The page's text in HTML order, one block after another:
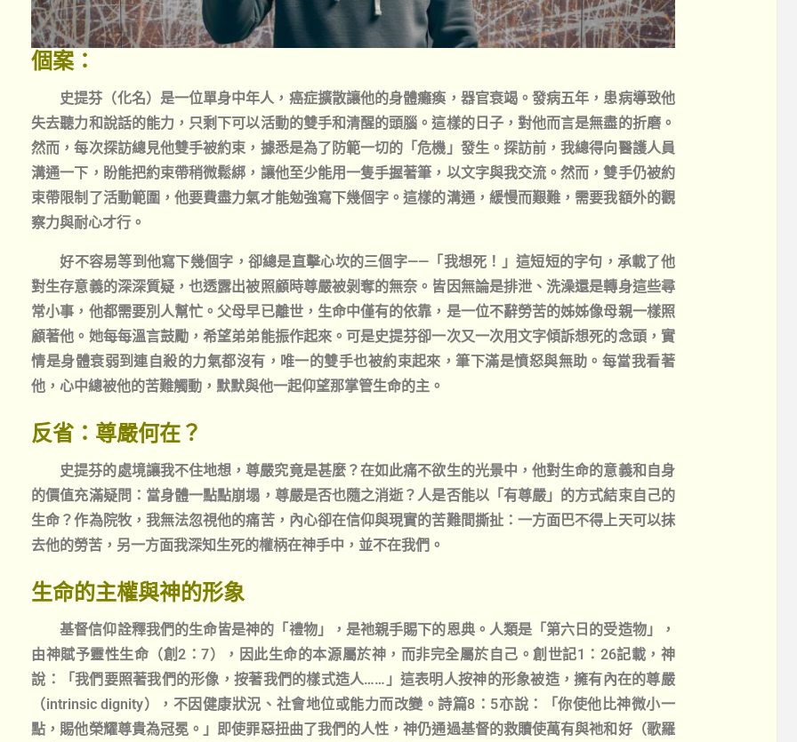
個案：
史提芬（化名）是一位單身中年人，癌症擴散讓他的身體癱瘓，器官衰竭。發病五年，患病導致他
失去聽力和說話的能力，只剩下可以活動的雙手和清醒的頭腦。這樣的日子，對他而言是無盡的折磨。
然而，每次探訪總見他雙手被約束，據悉是為了防範一切的「危機」發生。探訪前，我總得向醫護人員
溝通一下，盼能把約束帶稍微鬆綁，讓他至少能用一隻手握著筆，以文字與我交流。然而，雙手仍被約
束帶限制了活動範圍，他要費盡力氣才能勉強寫下幾個字。這樣的溝通，緩慢而艱難，需要我額外的觀
察力與耐心才行。
好不容易等到他寫下幾個字，卻總是直擊心坎的三個字——「我想死！」這短短的字句，承載了他
對生存意義的深深質疑，也透露出被照顧時尊嚴被剝奪的無奈。皆因無論是排泄、洗澡還是轉身這些尋
常小事，他都需要別人幫忙。父母早已離世，生命中僅有的依靠，是一位不辭勞苦的姊姊像母親一樣照
顧著他。她每每溫言鼓勵，希望弟弟能振作起來。可是史提芬卻一次又一次用文字傾訴想死的念頭，實
情是身體衰弱到連自殺的力氣都沒有，唯一的雙手也被約束起來，筆下滿是憤怒與無助。每當我看著
他，心中總被他的苦難觸動，默默與他一起仰望那掌管生命的主。
反省：尊嚴何在？
史提芬的處境讓我不住地想，尊嚴究竟是甚麼？在如此痛不欲生的光景中，他對生命的意義和自身
的價值充滿疑問：當身體一點點崩塌，尊嚴是否也隨之消逝？人是否能以「有尊嚴」的方式結束自己的
生命？作為院牧，我無法忽視他的痛苦，內心卻在信仰與現實的苦難間撕扯：一方面巴不得上天可以抹
去他的勞苦，另一方面我深知生死的權柄在神手中，並不在我們。
生命的主權與神的形象
基督信仰詮釋我們的生命皆是神的「禮物」，是祂親手賜下的恩典。人類是「第六日的受造物」，
由神賦予靈性生命（創2：7），因此生命的本源屬於神，而非完全屬於自己。創世記1：26記載，神
說：「我們要照著我們的形像，按著我們的樣式造人……」這表明人按神的形象被造，擁有內在的尊嚴
（intrinsic dignity），不因健康狀況、社會地位或能力而改變。詩篇8：5亦說：「你使他比神微小一
點，賜他榮耀尊貴為冠冕。」即使罪惡扭曲了我們的人性，神仍通過基督的救贖使萬有與祂和好（歌羅